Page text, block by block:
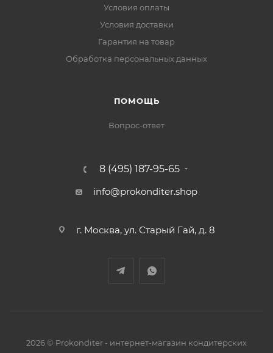
Условия оплаты
Условия доставки
Гарантия на товар
Обработка персональных данных
ПОМОЩЬ
Вопрос-ответ
8 (495) 187-95-65
info@prokonditer.shop
г. Москва, ул. Старый Гай, д. 8
2026 © Prokonditer - интернет-магазин кондитерских